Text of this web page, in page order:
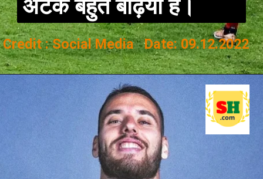
अटैक बहुत बढ़िया है।
Credit : Social Media Date: 09.12.2022